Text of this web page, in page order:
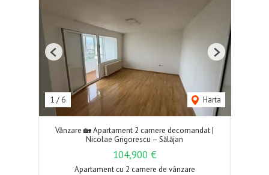
1 / 6 Harta
Previous Next
Vânzare 🏡 Apartament 2 camere decomandat |
Nicolae Grigorescu – Sălăjan
104,900 €
Apartament cu 2 camere de vânzare